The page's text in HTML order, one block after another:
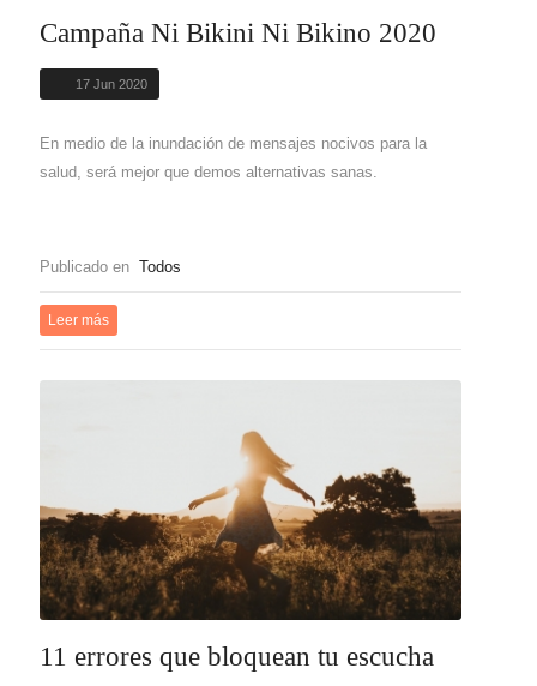
Campaña Ni Bikini Ni Bikino 2020
17 Jun 2020
En medio de la inundación de mensajes nocivos para la
salud, será mejor que demos alternativas sanas.
Publicado en Todos
Leer más
11 errores que bloquean tu escucha